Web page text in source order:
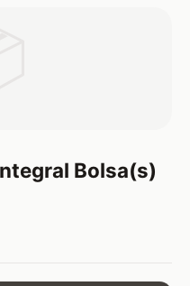
Bolsa(s)